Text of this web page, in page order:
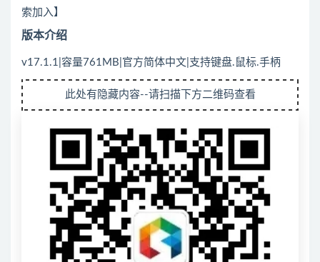
索加入】
版本介绍
v17.1.1|容量761MB|官方简体中文|支持键盘.鼠标.手柄
此处有隐藏内容--请扫描下方二维码查看